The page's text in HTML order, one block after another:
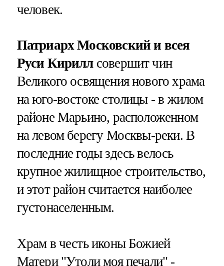
человек.
Патриарх Московский и всея
Руси Кириллсовершит чин
Великого освящения нового храма
на юго-востоке столицы - в жилом
районе Марьино, расположенном
на левом берегу Москвы-реки. В
последние годы здесь велось
крупное жилищное строительство,
и этот район считается наиболее
густонаселенным.
Храм в честь иконы Божией
Матери "Утоли моя печали" -